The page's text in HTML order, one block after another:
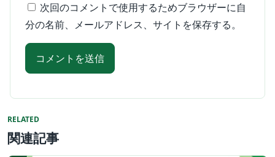
次回のコメントで使用するためブラウザーに自
分の名前、メールアドレス、サイトを保存する。
RELATED
関連記事